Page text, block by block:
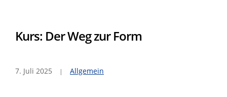
Kurs: Der Weg zur Form
7. Juli 2025 Allgemein